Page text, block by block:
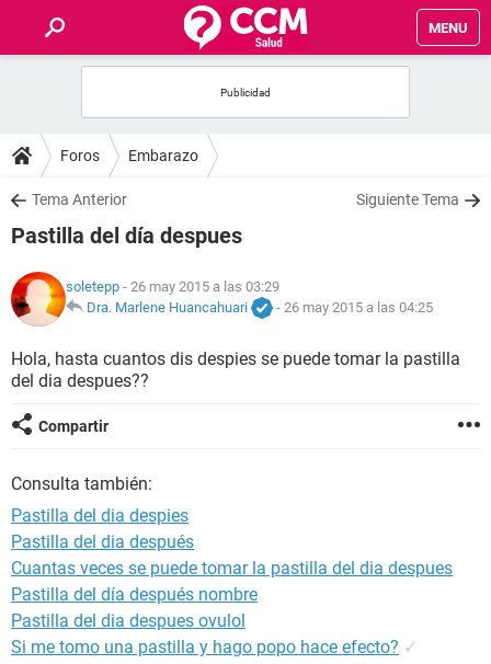
MENU
FOROS
SALUD
NUTRICIÓN
BIENESTAR
SEXUALIDAD
GLOSARIO
Foros Embarazo
Tema Anterior Siguiente Tema
Pastilla del día despues
soletepp - 26 may 2015 a las 03:29
Dra. Marlene Huancahuari
- 26 may 2015 a las 04:25
Hola, hasta cuantos dis despies se puede tomar la pastilla
del dia despues??
Compartir
Consulta también:
Pastilla del dia despies
Pastilla del dia después
Cuantas veces se puede tomar la pastilla del dia despues
Pastilla del día después nombre
Pastilla del dia despues ovulol
Si me tomo una pastilla y hago popo hace efecto? ✓